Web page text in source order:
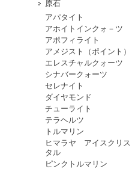
原石
アパタイト
アホイトインクォ－ツ
アポフィライト
アメジスト（ポイント）
エレスチャルクォーツ
シナバークォーツ
セレナイト
ダイヤモンド
チューライト
テラヘルツ
トルマリン
ヒマラヤ アイスクリス
タル
ピンクトルマリン